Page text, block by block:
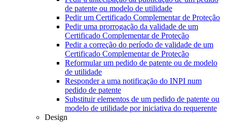
de patente ou modelo de utilidade
Pedir um Certificado Complementar de Proteção
Pedir uma prorrogação da validade de um
Certificado Complementar de Proteção
Pedir a correção do período de validade de um
Certificado Complementar de Proteção
Reformular um pedido de patente ou de modelo
de utilidade
Responder a uma notificação do INPI num
pedido de patente
Substituir elementos de um pedido de patente ou
modelo de utilidade por iniciativa do requerente
Design